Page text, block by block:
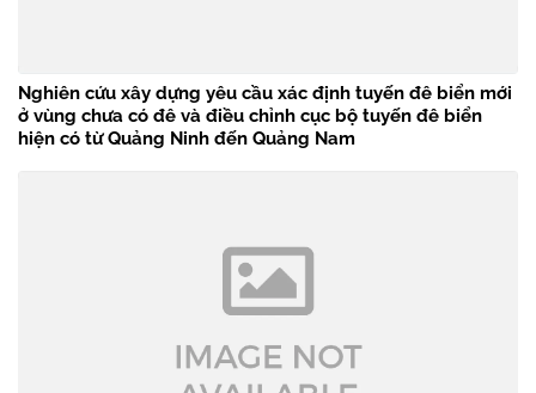
Nghiên cứu xây dựng yêu cầu xác định tuyến đê biển mới
ở vùng chưa có đê và điều chỉnh cục bộ tuyến đê biển
hiện có từ Quảng Ninh đến Quảng Nam